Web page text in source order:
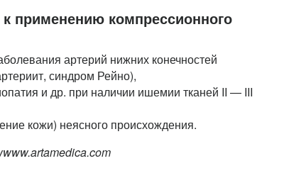
применению компрессионного
артерий нижних конечностей
синдром Рейно),
и др. при наличии ишемии тканей II — III
кожи) неясного происхождения.